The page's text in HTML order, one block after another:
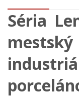
Séria